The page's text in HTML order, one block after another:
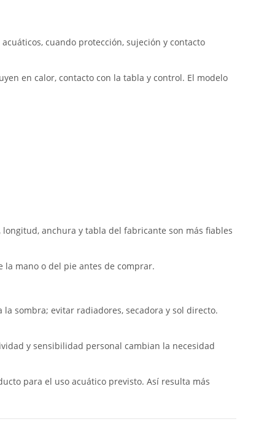
cuando protección, sujeción y contacto
en calor, contacto con la tabla y control. El modelo
anchura y tabla del fabricante son más fiables
la mano o del pie antes de comprar.
sombra; evitar radiadores, secadora y sol directo.
y sensibilidad personal cambian la necesidad
para el uso acuático previsto. Así resulta más